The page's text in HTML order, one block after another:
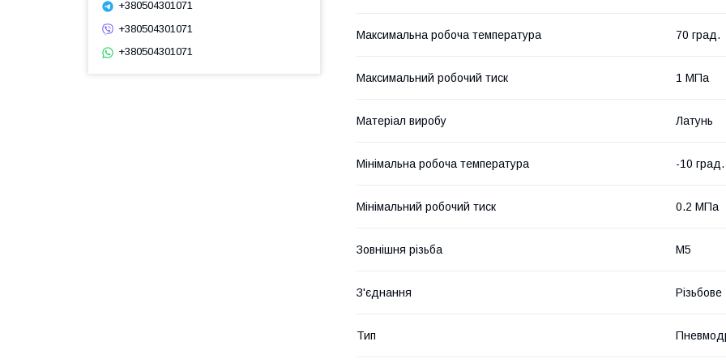
Максимальна робоча температура 70 град.
Максимальний робочий тиск 1 МПа
Матеріал виробу Латунь
Мінімальна робоча температура -10 град.
Мінімальний робочий тиск 0.2 МПа
Зовнішня різьба M5
З'єднання Різьбове
Тип
+380504301071
+380504301071
+380504301071